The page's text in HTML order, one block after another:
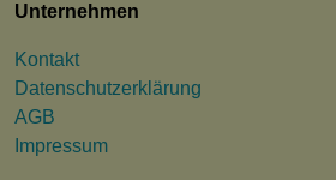
Unternehmen
Kontakt
Datenschutzerklärung
AGB
Impressum